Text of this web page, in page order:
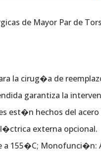
de Mayor Par de
la cirug�a de
garantiza la
est�n hechos del
externa opcional.
155�C; Monofunci�n: